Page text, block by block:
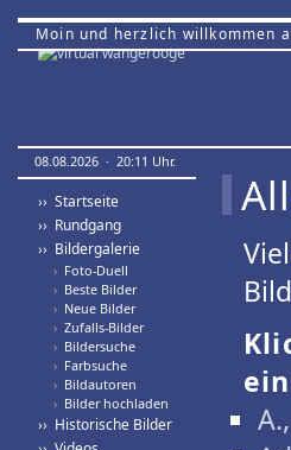
Moin und herzlich willkommen
08.08.2026 · 20:11 Uhr.
›› Startseite
›› Rundgang
›› Bildergalerie
› Foto-Duell
› Beste Bilder
› Neue Bilder
› Zufalls-Bilder
› Bildersuche
› Farbsuche
› Bildautoren
› Bilder hochladen
›› Historische Bilder